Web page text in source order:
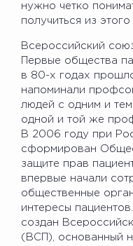
нужно четко
получиться из
Всероссийский
Первые общества
в 80-х годах
напоминали
людей с одним и
одной и той же
В 2006 году при
сформирован
защите прав
впервые начали
общественные
интересы
создан
(ВСП), основанный